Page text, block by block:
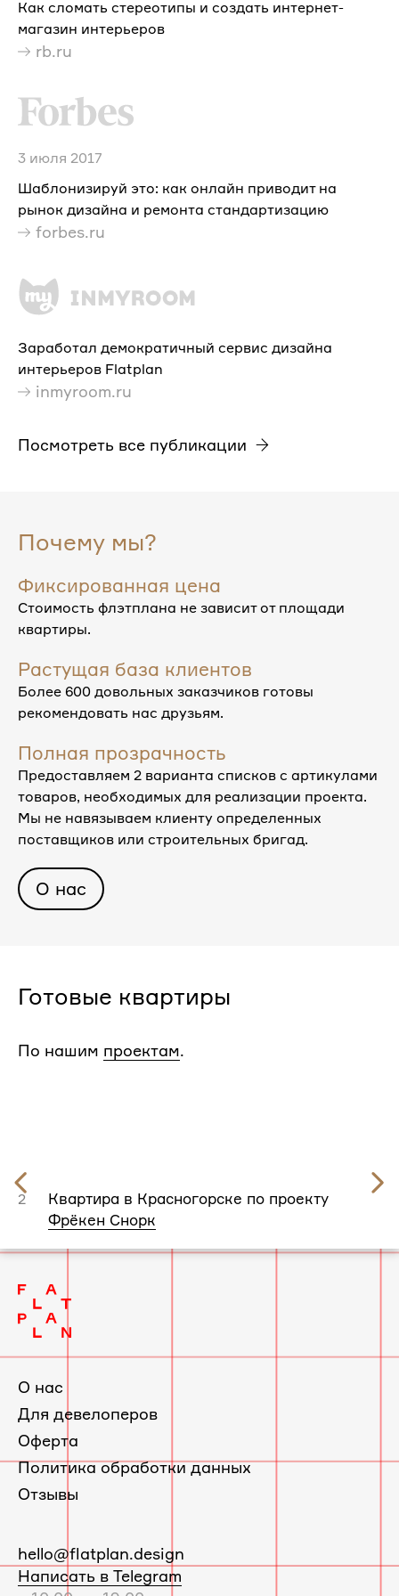
Как сломать стереотипы и создать интернет-
магазин интерьеров
rb.ru
3 июля 2017
Шаблонизируй это: как онлайн приводит на
рынок дизайна и ремонта стандартизацию
forbes.ru
Заработал демократичный сервис дизайна
интерьеров Flatplan
inmyroom.ru
Посмотреть все публикации
Почему мы?
Фиксированная цена
Стоимость флэтплана не зависит от площади
квартиры.
Растущая база клиентов
Более 600 довольных заказчиков готовы
рекомендовать нас друзьям.
Полная прозрачность
Предоставляем 2 варианта списков с артикулами
товаров, необходимых для реализации проекта.
Мы не навязываем клиенту определенных
поставщиков или строительных бригад.
О нас
Готовые квартиры
По нашим проектам.
2
Квартира в Красногорске по проекту
Фрёкен Снорк
слайд
О нас
Для девелоперов
Оферта
Политика обработки данных
Отзывы
E-
mail:
hello@flatplan.design
Написать в Telegram